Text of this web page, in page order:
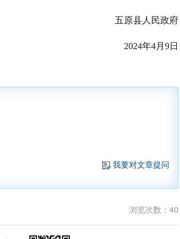
五原县人民政府
2024年4月9日
我要对文章提问
浏览次数： 40